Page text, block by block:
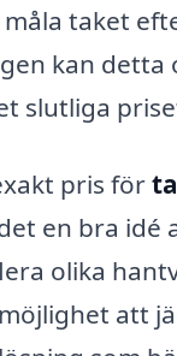
taket
kan detta
slutliga
pris för
en bra idé
olika
att